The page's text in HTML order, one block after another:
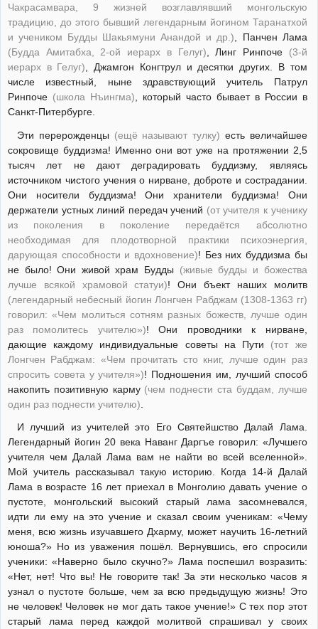
Чакрасамвара, 9 жизней возглавлявший монгольскую
традицию, до этого бывший легендарным йогином Таранатхой
и учеником Будды Шакьямуни Анандой и др.), Панчен Лама
(Будда Амитабха, 2-ой иерарх в Гелуг), Линг Ринпоче (3-й
иерарх в Гелуг), Джамгон Конгтрул и десятки других. В том
числе известный, ныне здравствующий учитель Патрул
Ринпоче (школа Нъингма), который часто бывает в России в
Санкт-Питербурге.
Эти перерожденцы (ещё называют тулку) есть величайшее
сокровище буддизма! Именно они вот уже на протяжении 2,5
тысяч лет не дают деградировать буддизму, являясь
источником чистого учения о нирване, доброте и сострадании.
Они носители буддизма! Они хранители буддизма! Они
держатели устных линий передач учений (от учителя к ученику
из поколения в поколение передаётся абсолютно
необходимая для плодотворной практики психоэнергия,
дарующая способности и вдохновение)! Без них буддизма бы
не было! Они живой храм Будды (живые будды и божества
лучше всякой храмовой статуи)! Они бъект наших молитв
(легендарный небесный йогин Лонгчен Рабджам (1308-1363 гг)
говорил: «Чем молиться сотням разных божеств, лучше один
раз помолитесь учителю»)! Они проводники к нирване,
дающие каждому индивидуальные советы на Пути (тот же
Лонгчен Рабджам: «Чем прочитать сто книг, лучше один раз
спросить совета у учителя»)! Подношения им, лучший способ
накопить позитивную карму (чем поднести ста буддам, лучше
один раз поднести учителю)
И лучший из учителей это Его Святейшство Далай Лама.
Легендарный йогин 20 века Наванг Даргъе говорил: «Лучшего
учителя чем Далай Лама вам не найти во всей вселенной».
Мой учитель рассказывал такую историю. Когда 14-й Далай
Лама в возрасте 16 лет приехал в Монголию давать учение о
пустоте, монгольский высокий старый лама засомневался,
идти ли ему на это учение и сказал своим ученикам: «Чему
меня, всю жизнь изучавшего Дхарму, может научить 16-летний
юноша?» Но из уважения пошёл. Вернувшись, его спросили
ученики: «Наверно было скучно?» Лама поспешил возразить:
«Нет, нет! Что вы! Не говорите так! За эти несколько часов я
узнал о пустоте больше, чем за всю предыдущую жизнь! Это
не человек! Человек не мог дать такое учение!» С тех пор этот
старый лама перед каждой молитвой спрашивал у своих